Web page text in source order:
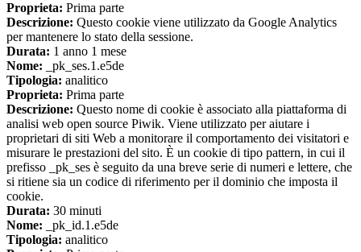
Proprieta: Prima parte
Descrizione: Questo cookie viene utilizzato da Google Analytics
per mantenere lo stato della sessione.
Durata: 1 anno 1 mese
Nome: _pk_ses.1.e5de
Tipologia: analitico
Proprieta: Prima parte
Descrizione: Questo nome di cookie è associato alla piattaforma di
analisi web open source Piwik. Viene utilizzato per aiutare i
proprietari di siti Web a monitorare il comportamento dei visitatori e
misurare le prestazioni del sito. È un cookie di tipo pattern, in cui il
prefisso _pk_ses è seguito da una breve serie di numeri e lettere, che
si ritiene sia un codice di riferimento per il dominio che imposta il
cookie.
Durata: 30 minuti
Nome: _pk_id.1.e5de
Tipologia: analitico